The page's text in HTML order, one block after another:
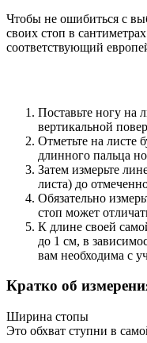
Чтобы не ошибиться с
своих стоп в
соответствующий
Поставьте ногу на
вертикальной
Отметьте на листе
длинного пальца
Затем измерьте
листа) до
Обязательно
стоп может
К длине своей
до 1 см, в
вам необходима с
Кратко об
Ширина стопы
Это обхват ступни в